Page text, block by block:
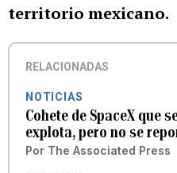
territorio mexicano.
RELACIONADAS
NOTICIAS
Cohete de SpaceX que
explota, pero no se
Por The Associated Press